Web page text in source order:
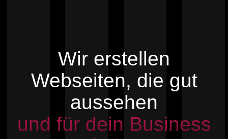
Wir erstellen
Webseiten, die gut
aussehen
und für dein Business